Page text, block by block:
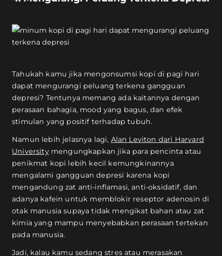
Tahukah kamu jika mengonsumsi kopi di pagi hari
dapat mengurangi peluang terkena gangguan
depresi? Tentunya memang ada kaitannya dengan
perasaan bahagia, mood yang bagus, dan efek
stimulan yang positif terhadap tubuh.
Namun lebih jelasnya lagi, Alan Leviton dari Harvard
Universitymengungkapkan jika para pencinta atau
penikmat kopi lebih kecil kemungkinannya
mengalami gangguan depresi karena kopi
mengandung zat anti-inflamasi, anti-oksidatif, dan
adanya kafein untuk memblokir reseptor adenosin di
otak manusia supaya tidak mengikat bahan atau zat
kimia yang mampu menyebabkan perasaan tertekan
pada manusia.
Jadi, kalau kamu sedang stres atau merasakan